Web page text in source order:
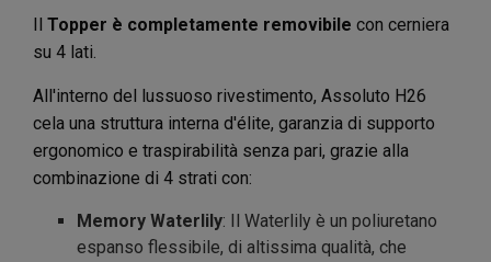
Topper è completamente removibile con cerniera
su 4 lati.
All'interno del lussuoso rivestimento, Assoluto H26
cela una struttura interna d'élite, garanzia di supporto
ergonomico e traspirabilità senza pari, grazie alla
combinazione di 4 strati con:
Memory Waterlily: Il Waterlily è un poliuretano
espanso flessibile, di altissima qualità, che